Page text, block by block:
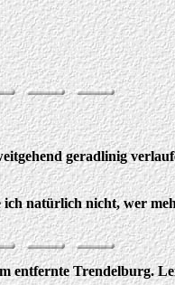
geradlinig
natürlich nicht, wer
entfernte Trendelburg.